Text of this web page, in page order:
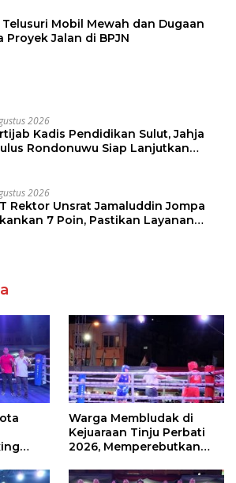
Telusuri Mobil Mewah dan Dugaan
Proyek Jalan di BPJN
2026
Kadis Pendidikan Sulut, Jahja
Rondonuwu Siap Lanjutkan
2026
Rektor Unsrat Jamaluddin Jompa
7 Poin, Pastikan Layanan
Warga Membludak di
Kejuaraan Tinju Perbati
2026, Memperebutkan